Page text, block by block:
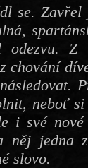
se.
odezvu.
chování
neboť
i své
něj jedna
slovo.